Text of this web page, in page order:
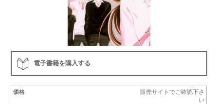
電子書籍を購入する
価格
販売サイトでご確認下さ
い